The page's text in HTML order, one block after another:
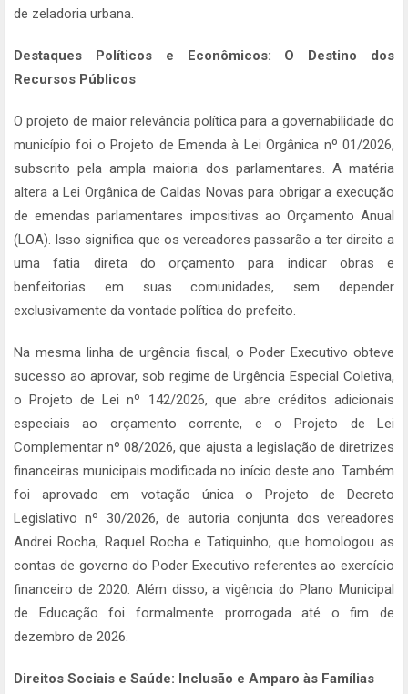
de zeladoria urbana.
Destaques Políticos e Econômicos: O Destino dos
Recursos Públicos
O projeto de maior relevância política para a governabilidade do
município foi o Projeto de Emenda à Lei Orgânica nº 01/2026,
subscrito pela ampla maioria dos parlamentares. A matéria
altera a Lei Orgânica de Caldas Novas para obrigar a execução
de emendas parlamentares impositivas ao Orçamento Anual
(LOA). Isso significa que os vereadores passarão a ter direito a
uma fatia direta do orçamento para indicar obras e
benfeitorias em suas comunidades, sem depender
exclusivamente da vontade política do prefeito.
Na mesma linha de urgência fiscal, o Poder Executivo obteve
sucesso ao aprovar, sob regime de Urgência Especial Coletiva,
o Projeto de Lei nº 142/2026, que abre créditos adicionais
especiais ao orçamento corrente, e o Projeto de Lei
Complementar nº 08/2026, que ajusta a legislação de diretrizes
financeiras municipais modificada no início deste ano. Também
foi aprovado em votação única o Projeto de Decreto
Legislativo nº 30/2026, de autoria conjunta dos vereadores
Andrei Rocha, Raquel Rocha e Tatiquinho, que homologou as
contas de governo do Poder Executivo referentes ao exercício
financeiro de 2020. Além disso, a vigência do Plano Municipal
de Educação foi formalmente prorrogada até o fim de
dezembro de 2026.
Direitos Sociais e Saúde: Inclusão e Amparo às Famílias